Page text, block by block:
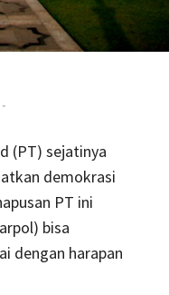
-
(PT) sejatinya
demokrasi
PT ini
bisa
dengan harapan